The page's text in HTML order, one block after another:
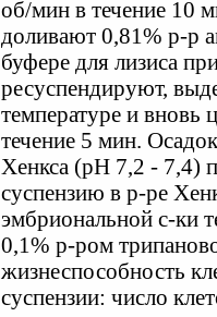
об/мин в течение 10
доливают 0,81% р-р
буфере для лизиса
ресуспендируют,
температуре и
течение 5 мин.
Хенкса (рН 7,2 - 7,4)
суспензию в р-ре
эмбриональной с-ки
0,1% р-ром
жизнеспособность
суспензии: число